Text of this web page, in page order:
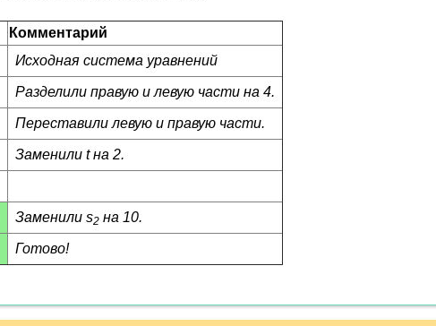
Комментарий
Исходная система уравнений
Разделили правую и левую части на 4.
Переставили левую и правую части.
Заменили t на 2.
Заменили s2 на 10.
Готово!